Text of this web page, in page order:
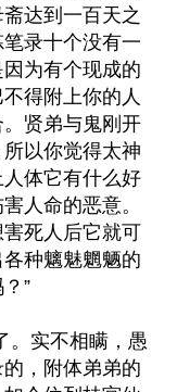
达到一百天之
录十个没有一
为有个现成的
得附上你的人
贤弟与鬼刚开
以你觉得太神
体它有什么好
人命的恶意。
死人后它就可
种魑魅魍魉的
”
。实不相瞒，愚
，附体弟弟的